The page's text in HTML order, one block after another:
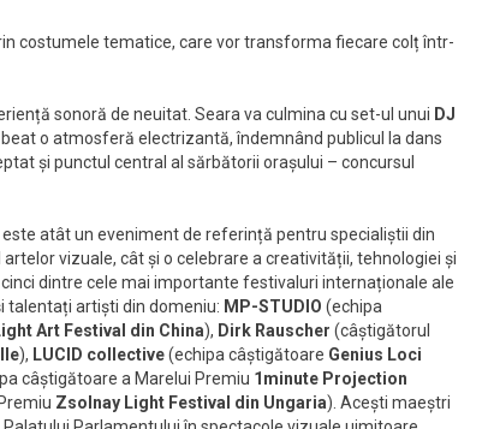
costumele tematice, care vor transforma fiecare colț într-
sonoră de neuitat. Seara va culmina cu set-ul unui DJ
o atmosferă electrizantă, îndemnând publicul la dans
și punctul central al sărbătorii orașului – concursul
este atât un eveniment de referință pentru specialiștii din
vizuale, cât și o celebrare a creativității, tehnologiei și
dintre cele mai importante festivaluri internaționale ale
talentați artiști din domeniu: MP-STUDIO (echipa
Art Festival din China), Dirk Rauscher (câștigătorul
), LUCID collective(echipa câștigătoare Genius Loci
câștigătoare a Marelui Premiu 1minute Projection
Zsolnay Light Festival din Ungaria). Acești maeștri